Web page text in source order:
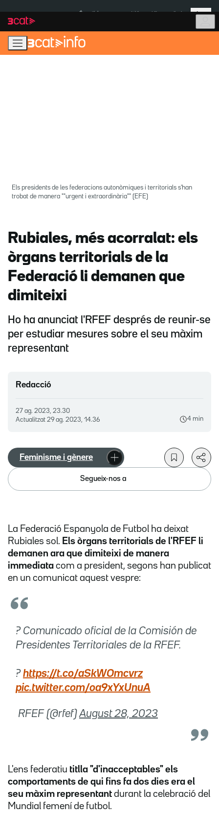
navegació
principal
contingut
Més
Els presidents de les federacions autonòmiques i territorials s'han
trobat de manera ""urgent i extraordinària"" (EFE)
Rubiales, més acorralat: els
òrgans territorials de la
Federació li demanen que
dimiteixi
Ho ha anunciat l'RFEF després de reunir-se
per estudiar mesures sobre el seu màxim
representant
Redacció
27 ag. 2023, 23.30
Actualitzat 29 ag. 2023, 14.36 4 min
Feminisme i gènere
Segueix-nos a
La Federació Espanyola de Futbol ha deixat
Rubiales sol. Els òrgans territorials de l'RFEF li
demanen ara que dimiteixi de manera
immediata com a president, segons han publicat
en un comunicat aquest vespre:
? Comunicado oficial de la Comisión de
Presidentes Territoriales de la RFEF.
? https://t.co/aSkWOmcvrz
pic.twitter.com/oa9xYxUnuA
 RFEF (@rfef)August 28, 2023
L'ens federatiu titlla "d'inacceptables" els
comportaments de qui fins fa dos dies era el
seu màxim representant durant la celebració del
Mundial femení de futbol.